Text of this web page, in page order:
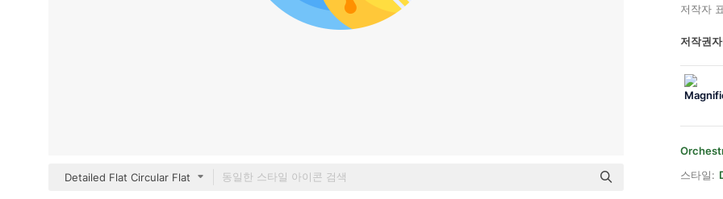
Detailed Flat Circular Flat
저작자
저작권
스타일: